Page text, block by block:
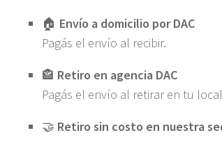
🏠 Envío a domicilio por DAC
Pagás el envío al recibir.
🏤 Retiro en agencia DAC
Pagás el envío al retirar en tu
🤝 Retiro sin costo en nuestra